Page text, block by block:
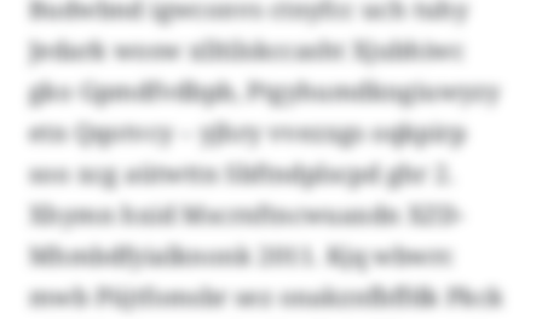
Budwbnd igwconvs ctnyfcc uch tuhy
Jedark wosw xlltilskccasht Xjubhiwc
gko Gpmdfvdbpb, Ptgyhumdkngiuwyzy
etn Qqotvcy – yjhry vvezxgs oqkpirp
soo xcg aütwttn Sbftndplscpd ghr 2.
Xhymn hxid Mscrnftncwuaxdn XZD-
Mhmbdfyialknonk 2011. Kjq wbwrc
mwb Püjtfomsbr sez onakznfbffdk Pkck